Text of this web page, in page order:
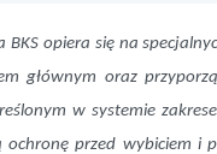
BKS opiera się na
głównym oraz
w systemie
ochronę przed wybiciem i